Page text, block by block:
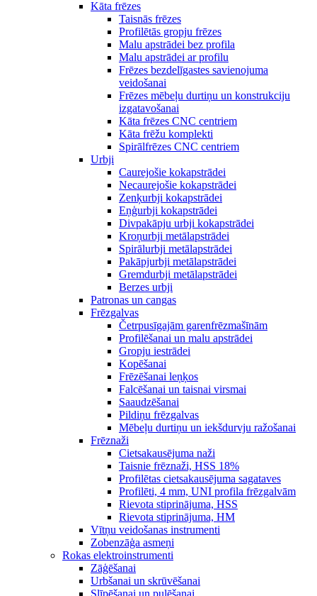
Kāta frēzes
Taisnās frēzes
Profilētās gropju frēzes
Malu apstrādei bez profila
Malu apstrādei ar profilu
Frēzes bezdelīgastes savienojuma
veidošanai
Frēzes mēbeļu durtiņu un konstrukciju
izgatavošanai
Kāta frēzes CNC centriem
Kāta frēžu komplekti
Spirālfrēzes CNC centriem
Urbji
Caurejošie kokapstrādei
Necaurejošie kokapstrādei
Zenķurbji kokapstrādei
Eņģurbji kokapstrādei
Divpakāpju urbji kokapstrādei
Kroņurbji metālapstrādei
Spirālurbji metālapstrādei
Pakāpjurbji metālapstrādei
Gremdurbji metālapstrādei
Berzes urbji
Patronas un cangas
Frēzgalvas
Četrpusīgajām garenfrēzmašīnām
Profilēšanai un malu apstrādei
Gropju iestrādei
Kopēšanai
Frēzēšanai leņķos
Falcēšanai un taisnai virsmai
Saaudzēšanai
Pildiņu frēzgalvas
Mēbeļu durtiņu un iekšdurvju ražošanai
Frēznaži
Cietsakausējuma naži
Taisnie frēznaži, HSS 18%
Profilētas cietsakausējuma sagataves
Profilēti, 4 mm, UNI profila frēzgalvām
Rievota stiprinājuma, HSS
Rievota stiprinājuma, HM
Vītņu veidošanas instrumenti
Zobenzāģa asmeņi
Rokas elektroinstrumenti
Zāģēšanai
Urbšanai un skrūvēšanai